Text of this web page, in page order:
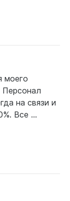
моего
Персонал
на связи и
Все ...